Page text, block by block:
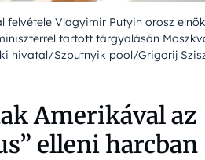
felvétele Vlagyimir Putyin orosz
tartott tárgyalásán
hivatal/Szputnyik pool/Grigorij
Amerikával az
elleni harcban